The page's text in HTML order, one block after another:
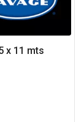
x 11 mts